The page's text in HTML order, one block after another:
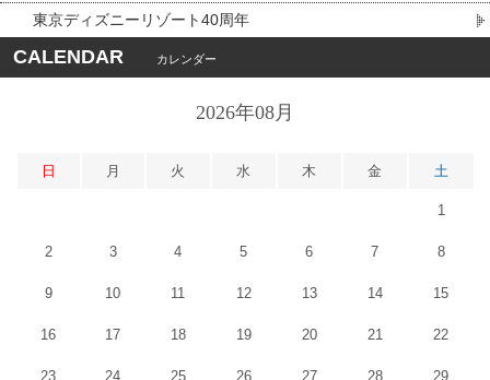
東京ディズニーリゾート40周年
CALENDAR カレンダー
2026年08月
日 月 火 水 木 金 土
1
2 3 4 5 6 7 8
9 10 11 12 13 14 15
16 17 18 19 20 21 22
23 24 25 26 27 28 29